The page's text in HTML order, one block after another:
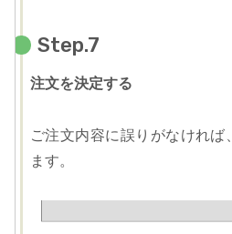
Step.7
注文を決定する
ご注文内容に誤りがなければ
ます。